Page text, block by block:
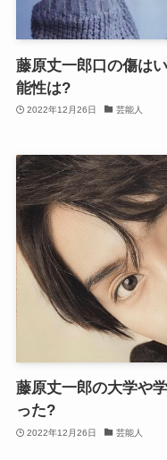
藤原丈一郎口の傷は
能性は?
2022年12月26日 芸能人
藤原丈一郎の大学や
った?
2022年12月26日 芸能人